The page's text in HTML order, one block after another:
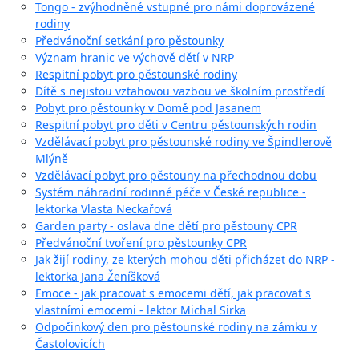
Tongo - zvýhodněné vstupné pro námi doprovázené
rodiny
Předvánoční setkání pro pěstounky
Význam hranic ve výchově dětí v NRP
Respitní pobyt pro pěstounské rodiny
Dítě s nejistou vztahovou vazbou ve školním prostředí
Pobyt pro pěstounky v Domě pod Jasanem
Respitní pobyt pro děti v Centru pěstounských rodin
Vzdělávací pobyt pro pěstounské rodiny ve Špindlerově
Mlýně
Vzdělávací pobyt pro pěstouny na přechodnou dobu
Systém náhradní rodinné péče v České republice -
lektorka Vlasta Neckařová
Garden party - oslava dne dětí pro pěstouny CPR
Předvánoční tvoření pro pěstounky CPR
Jak žijí rodiny, ze kterých mohou děti přicházet do NRP -
lektorka Jana Ženíšková
Emoce - jak pracovat s emocemi dětí, jak pracovat s
vlastními emocemi - lektor Michal Sirka
Odpočinkový den pro pěstounské rodiny na zámku v
Častolovicích